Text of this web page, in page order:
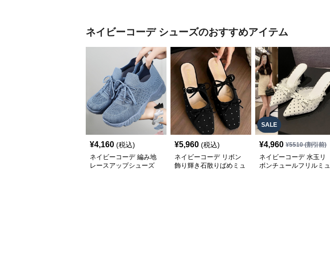
ネイビーコーデ シューズのおすすめアイテム
¥4,160 (税込)
ネイビーコーデ 編み地
レースアップシューズ
¥5,960 (税込)
ネイビーコーデ リボン
飾り輝き石散りばめミュ
SALE
¥4,960 ¥5510(割引前)
ネイビーコーデ 水玉リ
ボンチュールフリルミュ